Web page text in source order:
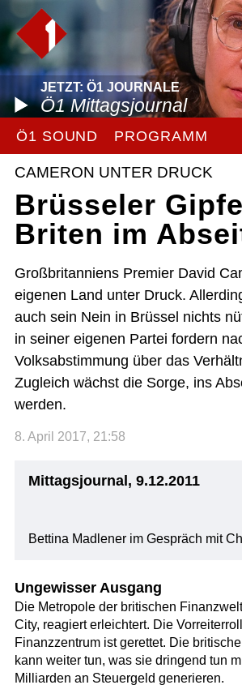
JETZT: Ö1 JOURNALE
Ö1 Mittagsjournal
Ö1 SOUND PROGRAMM
CAMERON UNTER DRUCK
Brüsseler
Briten im
Großbritanniens Premier David
eigenen Land unter Druck.
auch sein Nein in Brüssel nichts
in seiner eigenen Partei fordern
Volksabstimmung über das
Zugleich wächst die Sorge, ins
werden.
8. April 2017, 21:58
Mittagsjournal, 9.12.2011
Bettina Madlener im Gespräch mit
Ungewisser Ausgang
Die Metropole der britischen
City, reagiert erleichtert. Die
Finanzzentrum ist gerettet. Die
kann weiter tun, was sie dringend tun
Milliarden an Steuergeld generieren.